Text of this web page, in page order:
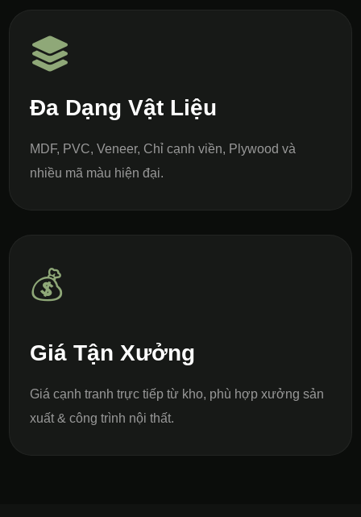
Đa Dạng Vật Liệu
MDF, PVC, Veneer, Chỉ cạnh viền, Plywood và
nhiều mã màu hiện đại.
💰
Giá Tận Xưởng
Giá cạnh tranh trực tiếp từ kho, phù hợp xưởng sản
xuất & công trình nội thất.